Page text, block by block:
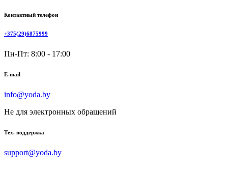
Контактный телефон
+375(29)6875999
Пн-Пт: 8:00 - 17:00
E-mail
info@yoda.by
Не для электронных обращений
Тех. поддержка
support@yoda.by